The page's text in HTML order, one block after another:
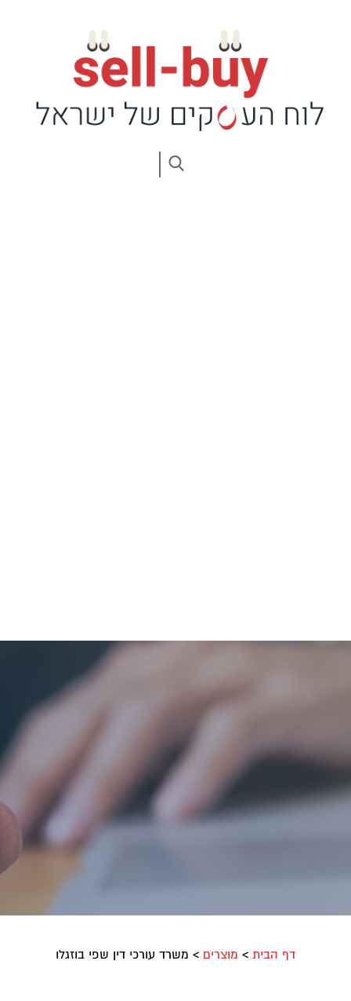
דף הבית > מוצרים > משרד עורכי דין שפי בוזגלו